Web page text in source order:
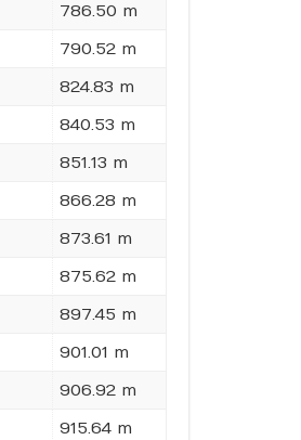
786.50 m
790.52 m
824.83 m
840.53 m
851.13 m
866.28 m
873.61 m
875.62 m
897.45 m
901.01 m
906.92 m
915.64 m